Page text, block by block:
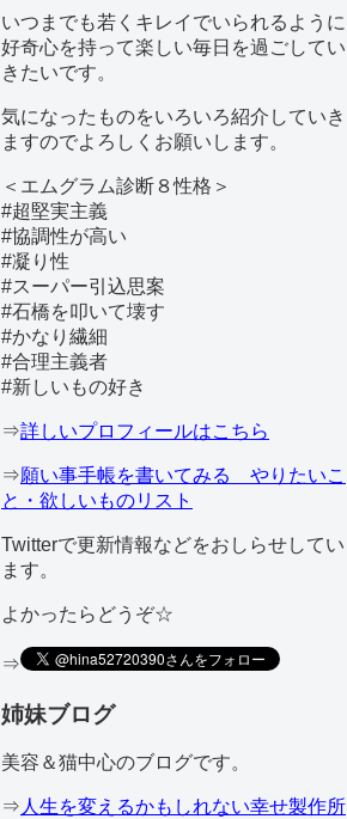
いつまでも若くキレイでいられるように
好奇心を持って楽しい毎日を過ごしてい
きたいです。
気になったものをいろいろ紹介していき
ますのでよろしくお願いします。
＜エムグラム診断８性格＞
#超堅実主義
#協調性が高い
#凝り性
#スーパー引込思案
#石橋を叩いて壊す
#かなり繊細
#合理主義者
#新しいもの好き
⇒詳しいプロフィールはこちら
⇒願い事手帳を書いてみる やりたいこ
と・欲しいものリスト
Twitterで更新情報などをおしらせしてい
ます。
よかったらどうぞ☆
⇒
姉妹ブログ
美容＆猫中心のブログです。
⇒ 人生を変えるかもしれない幸せ製作所